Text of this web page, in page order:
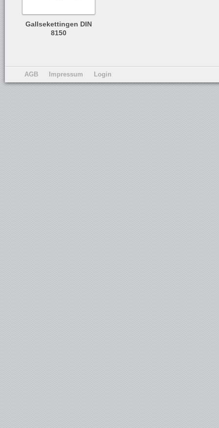
Gallsekettingen DIN
8150
AGB Impressum Login